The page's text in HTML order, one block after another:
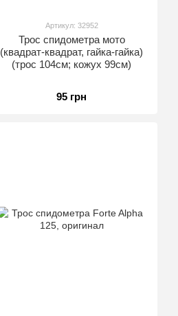
Артикул: 32952
Трос спидометра мото
(квадрат-квадрат, гайка-гайка)
(трос 104см; кожух 99см)
95 грн